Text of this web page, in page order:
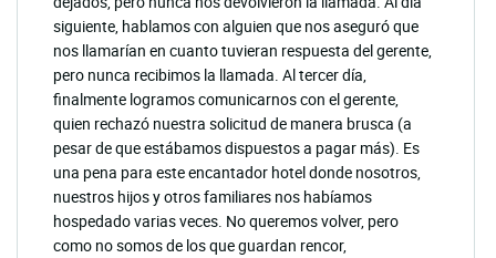
siguiente, hablamos con alguien que nos aseguró que
nos llamarían en cuanto tuvieran respuesta del gerente,
pero nunca recibimos la llamada. Al tercer día,
finalmente logramos comunicarnos con el gerente,
quien rechazó nuestra solicitud de manera brusca (a
pesar de que estábamos dispuestos a pagar más). Es
una pena para este encantador hotel donde nosotros,
nuestros hijos y otros familiares nos habíamos
hospedado varias veces. No queremos volver, pero
como no somos de los que guardan rencor,